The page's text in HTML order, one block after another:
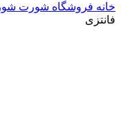
خانه فروشگاه شورت
فانتزی